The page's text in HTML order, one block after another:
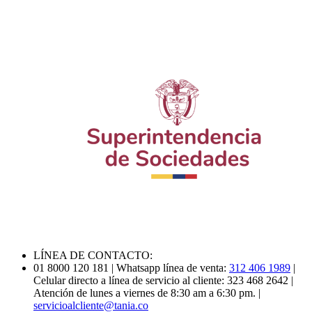
LÍNEA DE CONTACTO:
01 8000 120 181 | Whatsapp línea de venta: 312 406 1989 |
Celular directo a línea de servicio al cliente: 323 468 2642 |
Atención de lunes a viernes de 8:30 am a 6:30 pm. |
servicioalcliente@tania.co